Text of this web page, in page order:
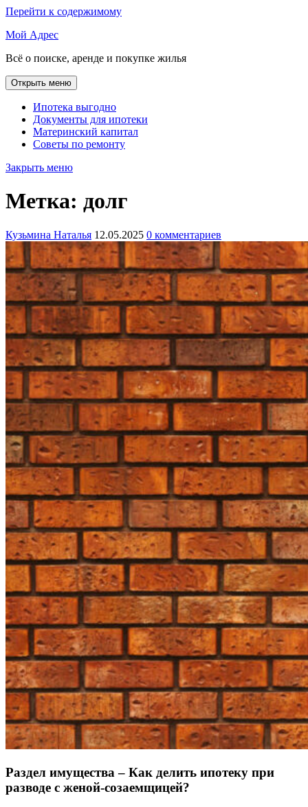
Перейти к содержимому
Мой Адрес
Всё о поиске, аренде и покупке жилья
Открыть меню
Ипотека выгодно
Документы для ипотеки
Материнский капитал
Советы по ремонту
Закрыть меню
Метка: долг
Кузьмина Наталья 12.05.2025 0 комментариев
Раздел имущества – Как делить ипотеку при
разводе с женой-созаемщицей?